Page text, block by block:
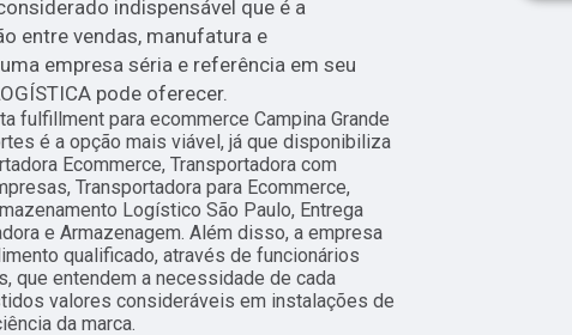
indispensável que é a
entre vendas, manufatura e
empresa séria e referência em seu
pode oferecer.
fulfillment para ecommerce Campina Grande
é a opção mais viável, já que disponibiliza
Ecommerce, Transportadora com
Transportadora para Ecommerce,
Logístico São Paulo, Entrega
e Armazenagem. Além disso, a empresa
qualificado, através de funcionários
que entendem a necessidade de cada
valores consideráveis em instalações de
da marca.